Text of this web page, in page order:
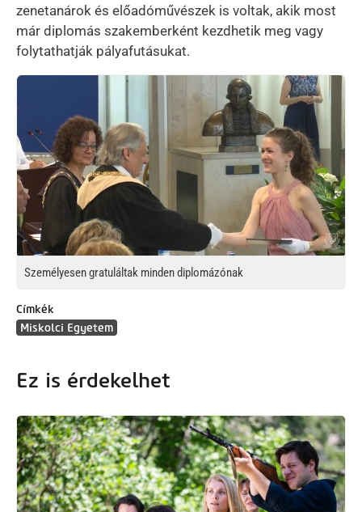
zenetanárok és előadóművészek is voltak, akik most
már diplomás szakemberként kezdhetik meg vagy
folytathatják pályafutásukat.
Kép
Személyesen gratuláltak minden diplomázónak
Címkék
Miskolci Egyetem
Ez is érdekelhet